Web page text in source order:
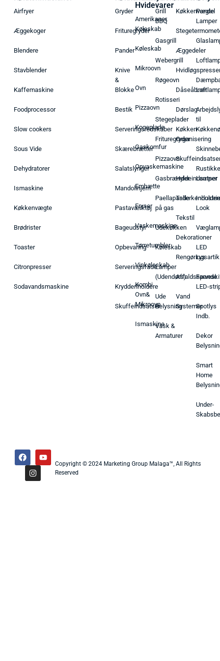
Airfryer
Æggekoger
Blendere
Stavblender
Kaffemaskine
Foodprocessor
Slow cookers
Sous Vide
Dehydratorer
Ismaskine
Køkkenvægte
Brødrister
Toaster
Citronpresser
Sodavandsmaskine
Gryder
Frituregryder
Pander
Knive
&
Blokke
Bestik
Serveringsredskaber
Skærebrætter
Salatslynger
Mandolinjern
Pastaværktøj
Bageudstyr
Opbevaring
Serveringsfade
Krydderiholdere
Skuffeindsatser
Hvidevarer
Amerikaner
Køleskab
Køleskab
Mikroovn
Ovn
Pizzaovn
Kogeplade
Gaskomfur
Opvaskemaskine
Emhætte
Fryser
Vaskemaskine
Tørretumbler
Vinkøleskab
Kombi
Ovn&
Mikroovn
Ismaskine
Grill
BBQ
Gasgrill
Webergrill
Røgeovn
Rotisseri
Stegeplader
Frituregryder
Pizzaovn
Gasbrænder
Paellapande
på gas
Udekøkken
Køleskab
Lamper
(Udendørs)
Ude
Belysning
Vask &
Armaturer
Køkkenvægte
Æggedeler
Dåseåbner
Dørslag
Køkken
Organisering
Hyldeindsatser
Tekstil
Dekorationer
Affaldsspande
Vand
Systemer
Pendel
Lamper
til
Rustikke
Lamper
Look
LED
Lys
LED-
Spotlys
Indb.
Dekor
Smart
Home
Under-
Copyright © 2024 Marketing Group Malaga™, All Rights
Reserved